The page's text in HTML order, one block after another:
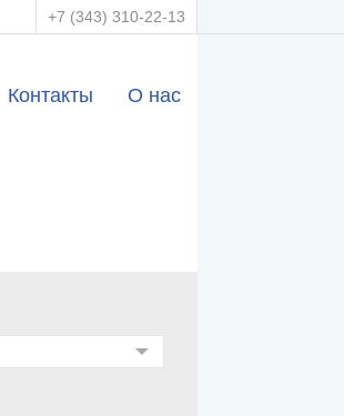
+7 (343) 310-22-13
Контакты О нас